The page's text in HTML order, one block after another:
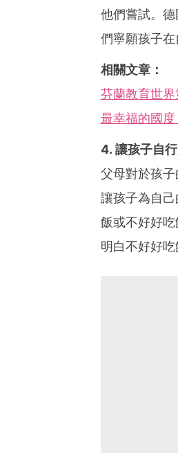
他們嘗試。
們寧願孩子在
相關文章：
芬蘭教育世
最幸福的國
4. 讓孩子自
父母對於孩
讓孩子為自
飯或不好好
明白不好好吃